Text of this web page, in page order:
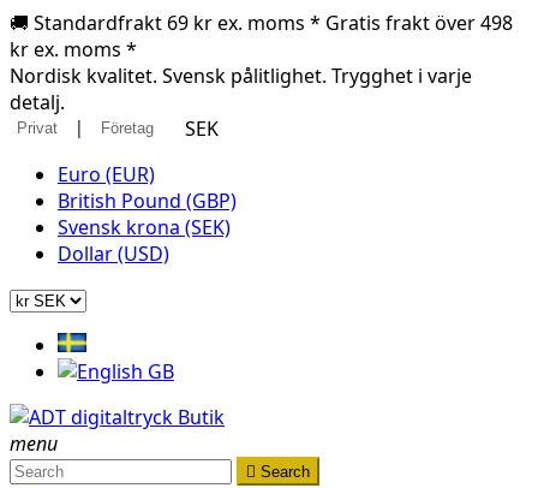
🚚 Standardfrakt 69 kr ex. moms * Gratis frakt över 498
kr ex. moms *
Nordisk kvalitet. Svensk pålitlighet. Trygghet i varje
detalj.
Privat | Företag
SEK
Euro (EUR)
British Pound (GBP)
Svensk krona (SEK)
Dollar (USD)
menu
 Search